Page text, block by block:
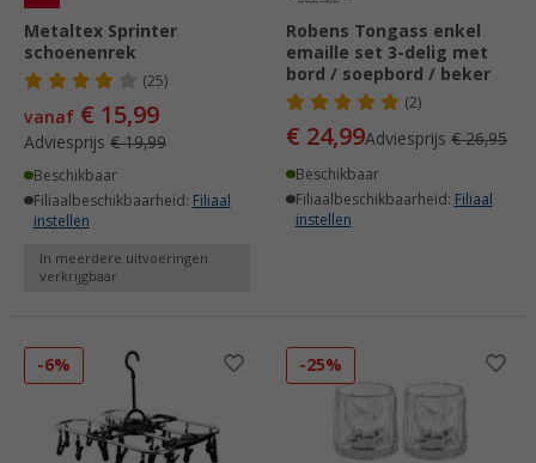
Metaltex Sprinter
schoenenrek
(25)
vanaf € 15,99
Adviesprijs € 19,99
Beschikbaar
Filiaalbeschikbaarheid: Filiaal
instellen
In meerdere uitvoeringen
verkrijgbaar
Robens Tongass enkel
emaille set 3-delig met
bord / soepbord / beker
(2)
€ 24,99Adviesprijs € 26,95
Beschikbaar
Filiaalbeschikbaarheid: Filiaal
instellen
-6% -25%